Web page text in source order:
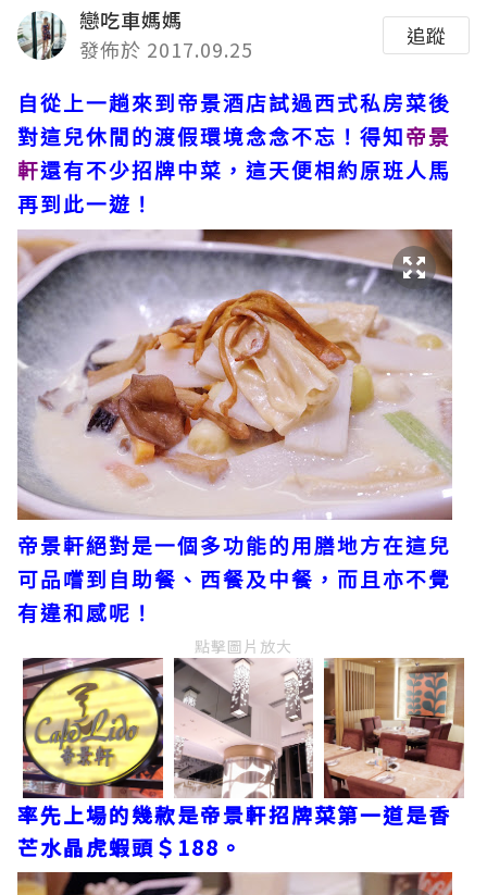
戀吃車媽媽
發佈於 2017.09.25
追蹤
自從上一趟來到帝景酒店試過西式私房菜後
對這兒休閒的渡假環境念念不忘！得知 帝景
軒還有不少招牌中菜，這天便相約原班人馬
再到此一遊！
帝景軒絕對是一個多功能的用膳地方在這兒
可品嚐到自助餐、西餐及中餐，而且亦不覺
有違和感呢！
點擊圖片放大
率先上場的幾款是帝景軒招牌菜第一道是香
芒水晶虎蝦頭＄188。